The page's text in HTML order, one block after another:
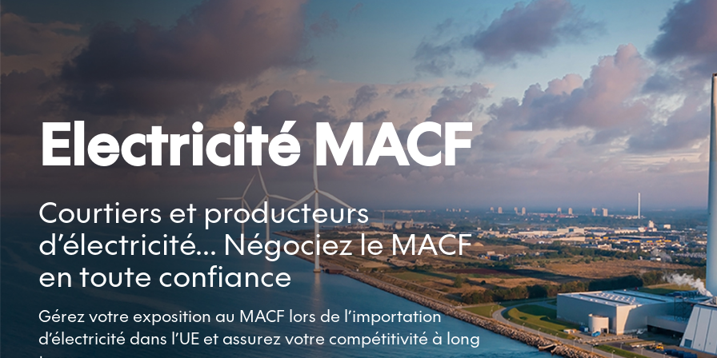
Electricité MACF
Courtiers et producteurs
d’électricité... Négociez le MACF
en toute confiance
Gérez votre exposition au MACF lors de l’importation
d’électricité dans l’UE et assurez votre compétitivité à long